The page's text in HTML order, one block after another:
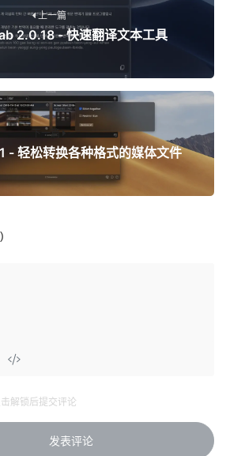
上一篇
2.0.18 - 快速翻译文本工具
下一篇
Permute 3.12.1 - 轻松转换各种格式的媒体文件
解锁后提交评论